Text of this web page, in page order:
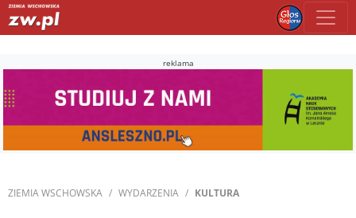
reklama
ZIEMIA WSCHOWSKA WYDARZENIA KULTURA